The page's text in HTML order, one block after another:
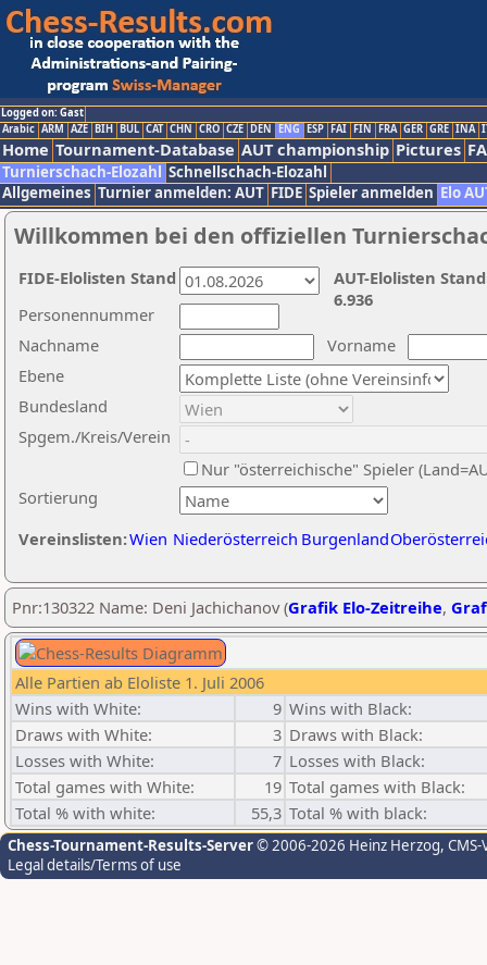
Logged on: Gast
Arabic ARM AZE BIH BUL CAT CHN CRO CZE DEN ENG ESP FAI FIN FRA GER GRE INA
Home Tournament-Database AUT championship Pictures
Turnierschach-Elozahl Schnellschach-Elozahl
Allgemeines Turnier anmelden: AUT FIDE Spieler anmelden Elo
Willkommen bei den offiziellen
Nachname
Vorname
Ebene
Sortierung
Personennummer
Bundesland
Spgem./Kreis/Verein
Nur "österreichische" Spieler
Vereinslisten:Wien Niederösterreich Burgenland
AUT-Elolisten
6.936
FIDE-Elolisten Stand
Pnr:130322 Name: Deni Jachichanov (Grafik Elo-Zeitreihe,
Alle Partien ab Eloliste 1. Juli 2006
Wins with White:
9 Wins with Black:
Draws with White:
3 Draws with Black:
Losses with White:
7 Losses with Black:
Total games with White:
19 Total games with Black:
Total % with white:
55,3 Total % with black:
Chess-Tournament-Results-Server© 2006-2026 Heinz Herzog,
Legal details/Terms of use